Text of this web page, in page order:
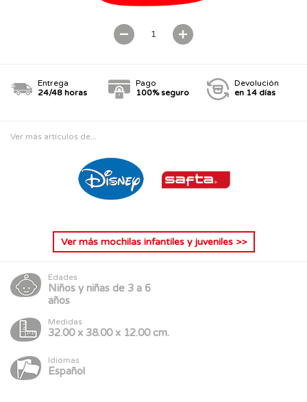
Entrega
24/48 horas
Pago
100% seguro
Devolución
en 14 días
Ver más artículos de...
Ver más mochilas infantiles y juveniles>>
Edades
Niños y niñas de 3 a 6
años
Medidas
32.00 x 38.00 x 12.00 cm.
Idiomas
Español